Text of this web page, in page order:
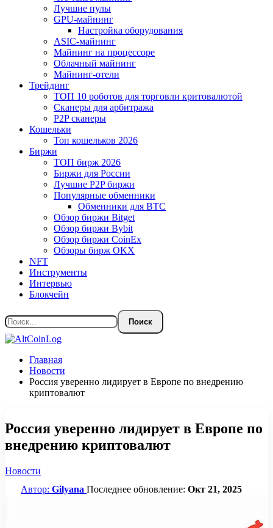
Лучшие пулы
GPU-майнинг
Настройка оборудования
ASIC-майнинг
Майнинг на процессоре
Облачный майнинг
Майнинг-отели
Трейдинг
ТОП 10 роботов для торговли критовалютой
Сканеры для арбитража
P2P сканеры
Кошельки
Топ кошельков 2026
Биржи
ТОП бирж 2026
Биржи для России
Лучшие P2P биржи
Популярные обменники
Обменники для BTC
Обзор биржи Bitget
Обзор биржи Bybit
Обзор биржи CoinEx
Обзоры бирж OKX
NFT
Инструменты
Интервью
Блокчейн
Главная
Новости
Россия уверенно лидирует в Европе по внедрению
криптовалют
Россия уверенно лидирует в Европе по
внедрению криптовалют
Новости
Автор: Gilyana Последнее обновление: Окт 21, 2025